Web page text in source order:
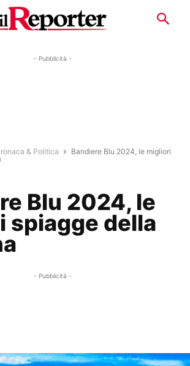
- Pubblicità -
& Politica
Bandiere Blu 2024, le migliori
Blu 2024, le
spiagge della
- Pubblicità -